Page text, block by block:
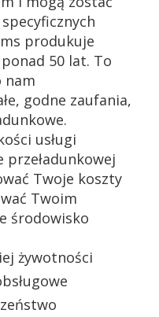
produkuje
50 lat. To
nam
godne zaufania,
usługi
przeładunkowej
Twoje koszty
Twoim
środowisko
żywotności